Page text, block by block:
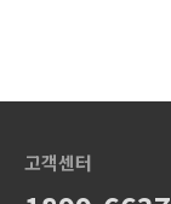
고객센터